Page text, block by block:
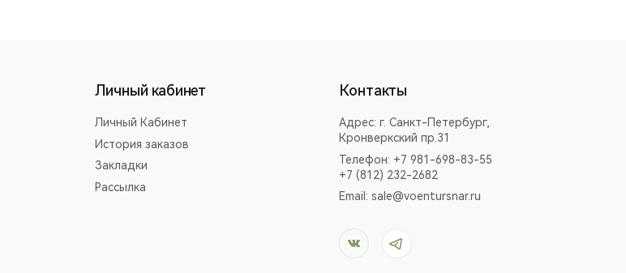
Личный кабинет
Личный Кабинет
История заказов
Закладки
Рассылка
Контакты
Адрес:г. Санкт-Петербург,
Кронверкский пр.31
Телефон: +7 981-698-83-55
+7 (812) 232-2682
Email:sale@voentursnar.ru